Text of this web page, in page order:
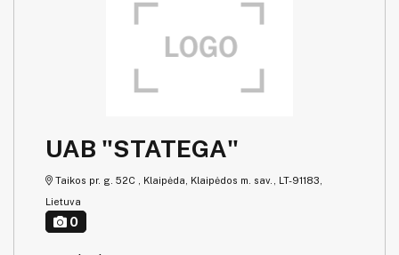
UAB "STATEGA"
Taikos pr. g. 52C , Klaipėda, Klaipėdos m. sav., LT-91183,
Lietuva
0